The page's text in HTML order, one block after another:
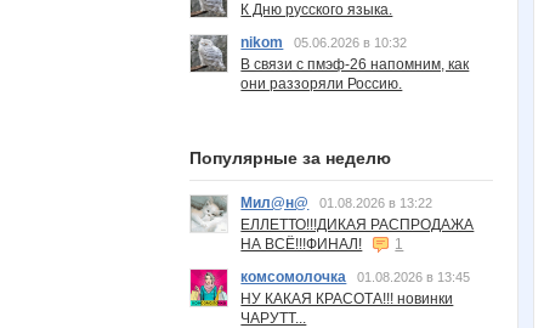
К Дню русского языка.
nikom
05.06.2026 в 10:32
В связи с пмэф-26 напомним, как
они раззоряли Россию.
Популярные за неделю
Мил@н@ 01.08.2026 в 13:22
ЕЛЛЕТТО!!!ДИКАЯ РАСПРОДАЖА
НА ВСЁ!!!ФИНАЛ!
1
комсомолочка
01.08.2026 в 13:45
НУ КАКАЯ КРАСОТА!!! новинки
ЧАРУТТ...